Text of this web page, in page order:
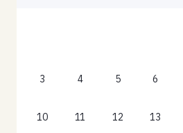
3 4 5 6
10 11 12 13